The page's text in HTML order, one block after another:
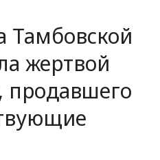
события
Тамбовской
жертвой